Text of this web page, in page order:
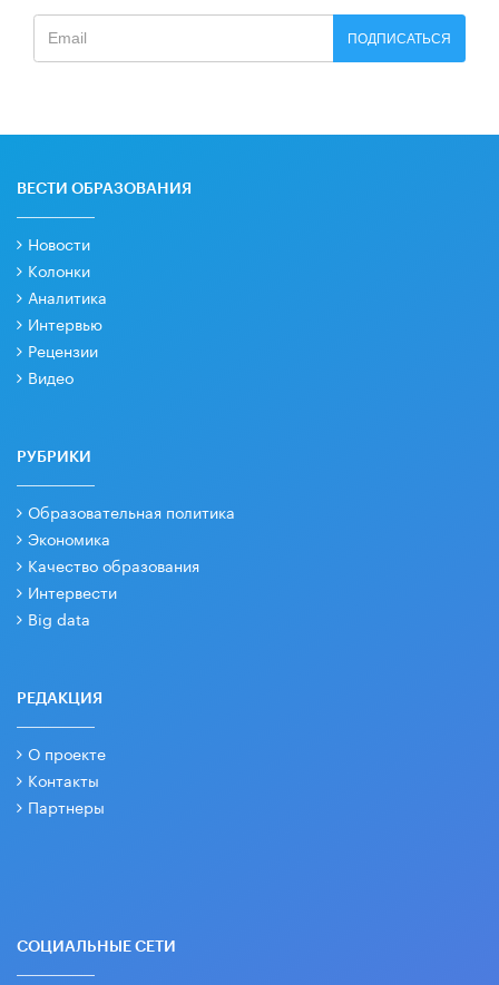
ПОДПИСАТЬСЯ
ВЕСТИ ОБРАЗОВАНИЯ
Новости
Колонки
Аналитика
Интервью
Рецензии
Видео
РУБРИКИ
Образовательная политика
Экономика
Качество образования
Интервести
Big data
РЕДАКЦИЯ
О проекте
Контакты
Партнеры
СОЦИАЛЬНЫЕ СЕТИ